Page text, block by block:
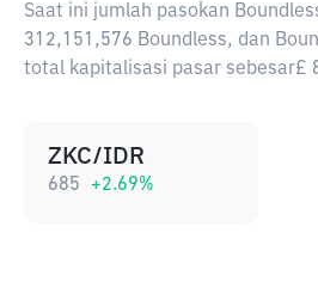
Saat ini jumlah pasokan
312,151,576 Boundless, dan
total kapitalisasi pasar sebesar£
ZKC/IDR
685 +2.69%